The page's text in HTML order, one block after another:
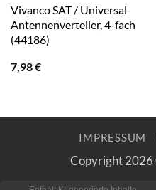
Vivanco SAT / Universal-
Antennenverteiler, 4-fach
(44186)
7,98€
IMPRESSUM
Copyright